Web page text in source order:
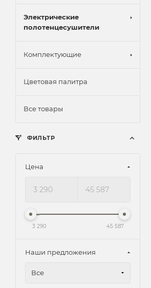
Электрические
полотенцесушители
Комплектующие
Цветовая палитра
Все товары
ФИЛЬТР
Цена
3 290 45 587
Наши предложения
Все